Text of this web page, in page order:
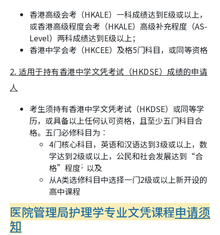
香港高级会考（HKALE）一科成绩达到E级或以上，
或香港高级程度会考（HKALE）高级补充程度（AS-
Level）两科成绩达到E级以上；
香港中学会考（HKCEE）及格5门科目，或同等资格
2. 适用于持有香港中学文凭考试（HKDSE）成绩的申请
人
考生须持有香港中学文凭考试（HKDSE）或同等学
历，或具备以上任何认可资格，且至少五门科目合
格。五门必修科目为︰
4门核心科目，英语和汉语达到3级或以上，数
学达到2级或以上，公民和社会发展达到“合
格”程度； 以及
从A类选修科目中选择一门2级或以上新开设的
高中课程
医院管理局护理学专业文凭课程申请须
知